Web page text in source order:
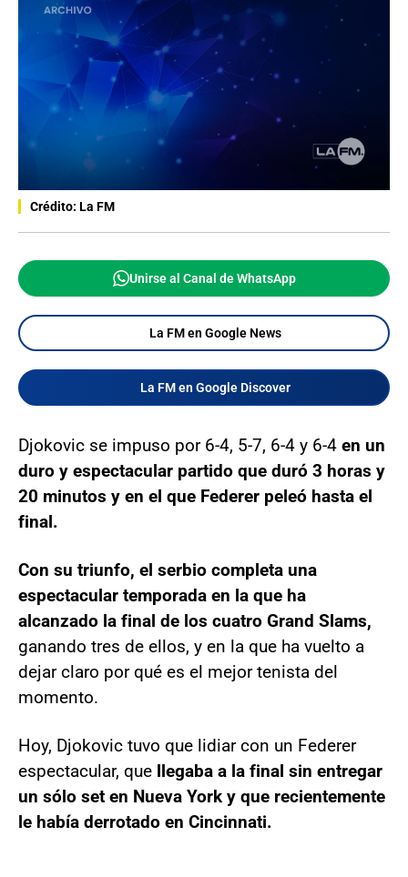
Crédito: La FM
Unirse al Canal de WhatsApp
La FM en Google News
La FM en Google Discover
Djokovic se impuso por 6-4, 5-7, 6-4 y 6-4 en un
duro y espectacular partido que duró 3 horas y
20 minutos y en el que Federer peleó hasta el
final.
Con su triunfo, el serbio completa una
espectacular temporada en la que ha
alcanzado la final de los cuatro Grand Slams,
ganando tres de ellos, y en la que ha vuelto a
dejar claro por qué es el mejor tenista del
momento.
Hoy, Djokovic tuvo que lidiar con un Federer
espectacular, que llegaba a la final sin entregar
un sólo set en Nueva York y que recientemente
le había derrotado en Cincinnati.